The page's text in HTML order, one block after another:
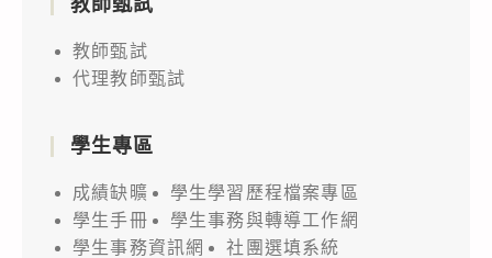
教師甄試
代理教師甄試
學生專區
成績缺曠
學生學習歷程檔案專區
學生手冊
學生事務與轉導工作網
學生事務資訊網
社團選填系統